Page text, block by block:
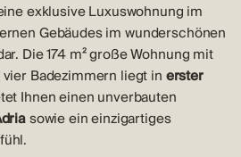
exklusive Luxuswohnung im
Gebäudes im wunderschönen
Die 174 m² große Wohnung mit
Badezimmern liegt in erster
Ihnen einen unverbauten
sowie ein einzigartiges